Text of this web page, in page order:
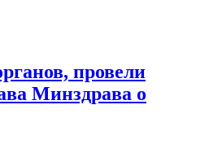
провели
Минздрава о